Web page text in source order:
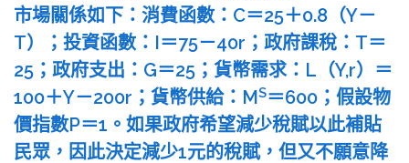
市場關係如下：消費函數：C＝25＋0.8（Y－
T）；投資函數：I＝75－40r；政府課稅：T＝
25；政府支出：G＝25；貨幣需求：L（Y,r）＝
100＋Y－200r；貨幣供給：MS＝600；假設物
價指數P＝1。如果政府希望減少稅賦以此補貼
民眾，因此決定減少1元的稅賦，但又不願意降